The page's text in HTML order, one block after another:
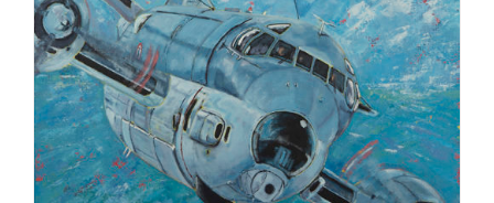
être
choisies
sur
la
page
du
produit